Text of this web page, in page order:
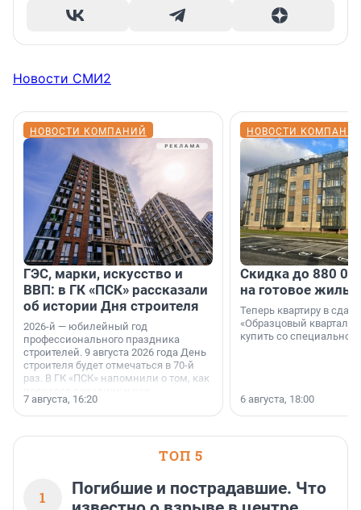
Новости СМИ2
НОВОСТИ КОМПАНИЙ
ГЭС, марки, искусство и
ВВП: в ГК «ПСК» рассказали
об истории Дня строителя
2026-й — юбилейный год
профессионального праздника
строителей. 9 августа 2026 года День
строителя будет отмечаться в 70-й
раз. В ГК «ПСК» напомнили о том, как
поменялась роль строительства.
7 августа, 16:20
НОВОСТИ
Скидка до 880
на готовое
Теперь квартиру в
«Образцовый квартал
купить со специальной
6 августа, 18:00
ТОП 5
1
Погибшие и пострадавшие. Что